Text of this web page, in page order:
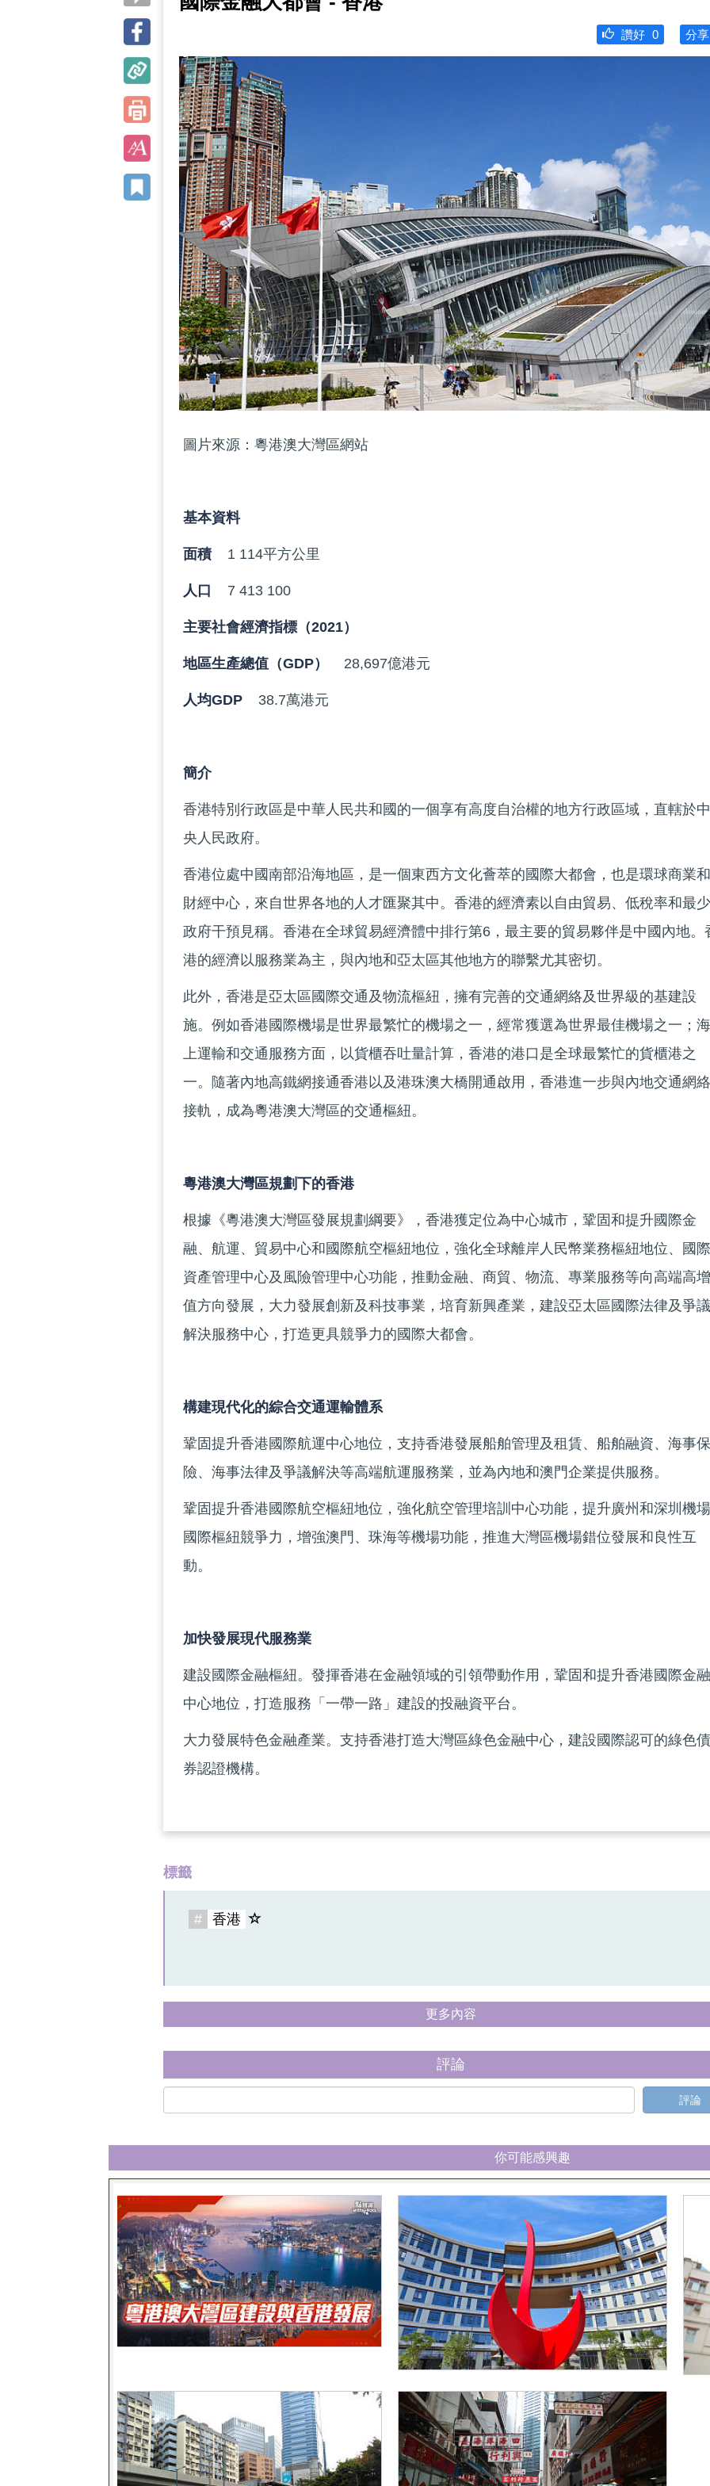
分享
讚好 0
圖片來源：粵港澳大灣區網站
基本資料
面積 1 114平方公里
人口 7 413 100
主要社會經濟指標（2021）
地區生產總值（GDP） 28,697億港元
人均GDP 38.7萬港元
簡介
香港特別行政區是中華人民共和國的一個享有高度自治權的地方行政區域，直轄於中
央人民政府。
香港位處中國南部沿海地區，是一個東西方文化薈萃的國際大都會，也是環球商業和
財經中心，來自世界各地的人才匯聚其中。香港的經濟素以自由貿易、低稅率和最少
政府干預見稱。香港在全球貿易經濟體中排行第6，最主要的貿易夥伴是中國內地。
港的經濟以服務業為主，與內地和亞太區其他地方的聯繫尤其密切。
此外，香港是亞太區國際交通及物流樞紐，擁有完善的交通網絡及世界級的基建設
施。例如香港國際機場是世界最繁忙的機場之一，經常獲選為世界最佳機場之一；海
上運輸和交通服務方面，以貨櫃吞吐量計算，香港的港口是全球最繁忙的貨櫃港之
一。隨著內地高鐵網接通香港以及港珠澳大橋開通啟用，香港進一步與內地交通網絡
接軌，成為粵港澳大灣區的交通樞紐。
粵港澳大灣區規劃下的香港
根據《粵港澳大灣區發展規劃綱要》，香港獲定位為中心城市，鞏固和提升國際金
融、航運、貿易中心和國際航空樞紐地位，強化全球離岸人民幣業務樞紐地位、國際
資產管理中心及風險管理中心功能，推動金融、商貿、物流、專業服務等向高端高增
值方向發展，大力發展創新及科技事業，培育新興產業，建設亞太區國際法律及爭議
解決服務中心，打造更具競爭力的國際大都會。
構建現代化的綜合交通運輸體系
鞏固提升香港國際航運中心地位，支持香港發展船舶管理及租賃、船舶融資、海事保
險、海事法律及爭議解決等高端航運服務業，並為內地和澳門企業提供服務。
鞏固提升香港國際航空樞紐地位，強化航空管理培訓中心功能，提升廣州和深圳機場
國際樞紐競爭力，增強澳門、珠海等機場功能，推進大灣區機場錯位發展和良性互
動。
加快發展現代服務業
建設國際金融樞紐。發揮香港在金融領域的引領帶動作用，鞏固和提升香港國際金融
中心地位，打造服務「一帶一路」建設的投融資平台。
大力發展特色金融產業。支持香港打造大灣區綠色金融中心，建設國際認可的綠色債
券認證機構。
標籤
# 香港
更多內容
評論
評論
你可能感興趣